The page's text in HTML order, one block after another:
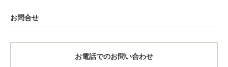
お問合せ
お電話でのお問い合わせ